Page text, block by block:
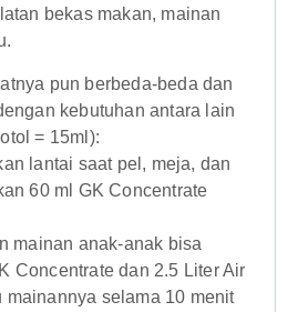
bekas makan, mainan
pun berbeda-beda dan
kebutuhan antara lain
= 15ml):
lantai saat pel, meja, dan
60 ml GK Concentrate
mainan anak-anak bisa
Concentrate dan 2.5 Liter Air
mainannya selama 10 menit